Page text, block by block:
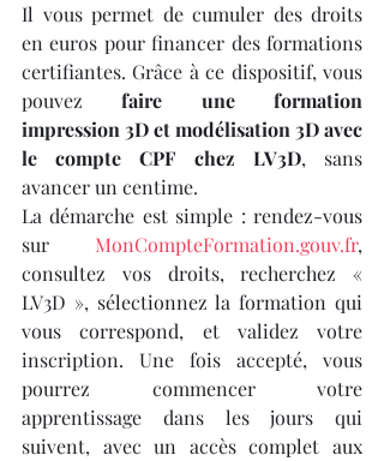
Il vous permet de cumuler des droits
en euros pour financer des formations
certifiantes. Grâce à ce dispositif, vous
pouvez faire une formation
impression 3D et modélisation 3D avec
le compte CPF chez LV3D, sans
avancer un centime.
La démarche est simple : rendez-vous
sur MonCompteFormation.gouv.fr,
consultez vos droits, recherchez «
LV3D », sélectionnez la formation qui
vous correspond, et validez votre
inscription. Une fois accepté, vous
pourrez commencer votre
apprentissage dans les jours qui
suivent, avec un accès complet aux